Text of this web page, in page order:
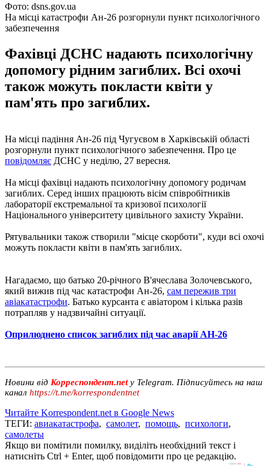
Фото: dsns.gov.ua
На місці катастрофи Ан-26 розгорнули пункт психологічного
забезпечення
Фахівці ДСНС надають психологічну
допомогу рідним загиблих. Всі охочі
також можуть покласти квіти у
пам'ять про загиблих.
На місці падіння Ан-26 під Чугуєвом в Харківській області
розгорнули пункт психологічного забезпечення. Про це
повідомляє ДСНС у неділю, 27 вересня.
На місці фахівці надають психологічну допомогу родичам
загиблих. Серед інших працюють вісім співробітників
лабораторії екстремальної та кризової психології
Національного університету цивільного захисту України.
Рятувальники також створили "місце скорботи", куди всі охочі
можуть покласти квіти в пам'ять загиблих.
Нагадаємо, що батько 20-річного В'ячеслава Золочевського,
який вижив під час катастрофи Ан-26, сам пережив три
авіакатастрофи. Батько курсанта є авіатором і кілька разів
потрапляв у надзвичайні ситуації.
Оприлюднено список загиблих під час аварії АН-26
Новини від Корреспондент.net у Telegram. Підписуйтесь на наш
канал https://t.me/korrespondentnet
Читайте Korrespondent.net в Google News
ТЕГИ: авиакатастрофа, самолет, помощь, психологи,
самолеты
Якщо ви помітили помилку, виділіть необхідний текст і
натисніть Ctrl + Enter, щоб повідомити про це редакцію.